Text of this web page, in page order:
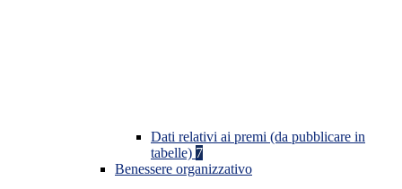
Dati relativi ai premi (da pubblicare in
tabelle) 7
Benessere organizzativo